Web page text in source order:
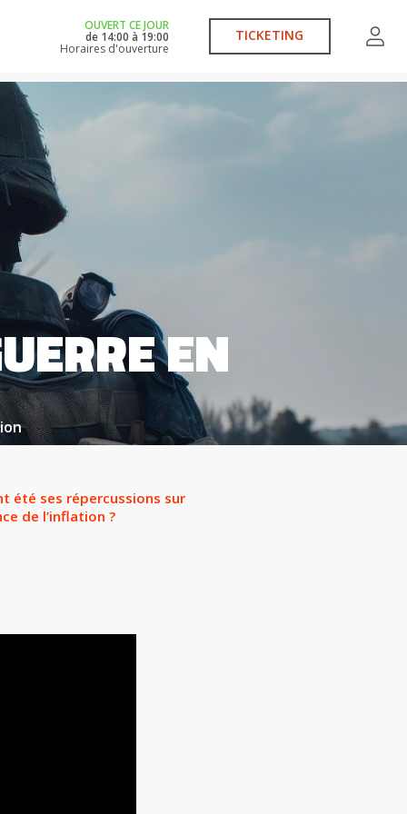
OUVERT CE JOUR
de 14:00 à 19:00
Horaires d'ouverture
TICKETING
EN
été ses répercussions sur
de l’inflation ?